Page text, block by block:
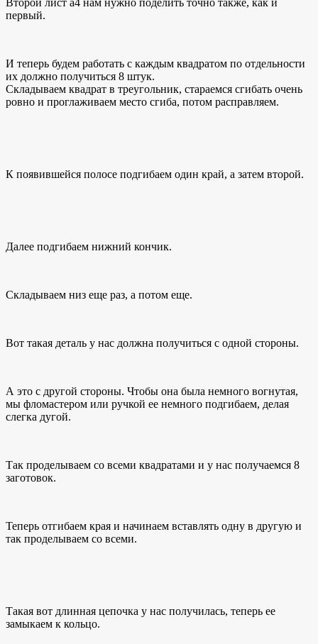
первый.
И теперь будем работать с каждым квадратом по отдельности
их должно получиться 8 штук.
Складываем квадрат в треугольник, стараемся сгибать очень
ровно и проглаживаем место сгиба, потом расправляем.
К появившейся полосе подгибаем один край, а затем второй.
Далее подгибаем нижний кончик.
Складываем низ еще раз, а потом еще.
Вот такая деталь у нас должна получиться с одной стороны.
А это с другой стороны. Чтобы она была немного вогнутая,
мы фломастером или ручкой ее немного подгибаем, делая
слегка дугой.
Так проделываем со всеми квадратами и у нас получаемся 8
заготовок.
Теперь отгибаем края и начинаем вставлять одну в другую и
так проделываем со всеми.
Такая вот длинная цепочка у нас получилась, теперь ее
замыкаем к кольцо.